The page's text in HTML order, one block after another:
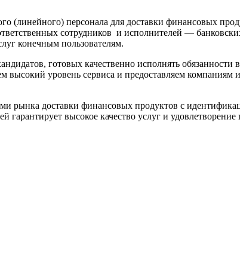
персонала для доставки финансовых
сотрудников и исполнителей —
конечным пользователям.
готовых качественно исполнять обязанности
высокий уровень сервиса и предоставляем
доставки финансовых продуктов с
высокое качество услуг и